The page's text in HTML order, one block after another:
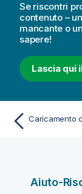
Se riscontri
contenuto –
mancante o
sapere!
Lascia qui
Aiuto-